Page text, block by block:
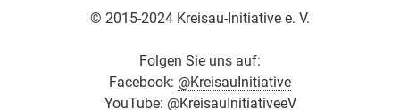
© 2015-2024 Kreisau-Initiative e. V.
Folgen Sie uns auf:
Facebook: @KreisauInitiative
YouTube: @KreisauInitiativeeV